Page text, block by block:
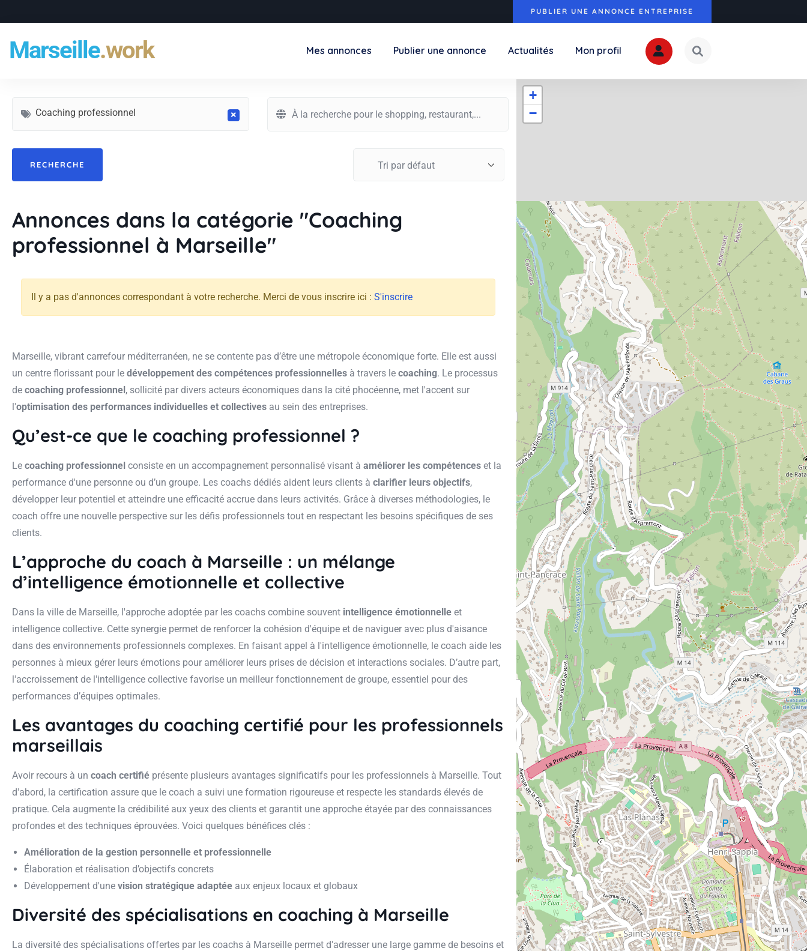
PUBLIER UNE ANNONCE ENTREPRISE
Marseille.work Mes annonces Publier une annonce Actualités Mon profil
×
Coaching professionnel
Annonces dans la catégorie "Coaching
professionnel à Marseille"
Il y a pas d'annonces correspondant à votre recherche. Merci de vous inscrire ici : S'inscrire
Marseille, vibrant carrefour méditerranéen, ne se contente pas d’être une métropole économique forte. Elle est aussi
un centre florissant pour le développement des compétences professionnelles à travers le coaching. Le processus
de coaching professionnel, sollicité par divers acteurs économiques dans la cité phocéenne, met l'accent sur
l'optimisation des performances individuelles et collectives au sein des entreprises.
Qu’est-ce que le coaching professionnel ?
Le coaching professionnel consiste en un accompagnement personnalisé visant à améliorer les compétences et la
performance d'une personne ou d’un groupe. Les coachs dédiés aident leurs clients à clarifier leurs objectifs,
développer leur potentiel et atteindre une efficacité accrue dans leurs activités. Grâce à diverses méthodologies, le
coach offre une nouvelle perspective sur les défis professionnels tout en respectant les besoins spécifiques de ses
clients.
L’approche du coach à Marseille : un mélange
d’intelligence émotionnelle et collective
Dans la ville de Marseille, l'approche adoptée par les coachs combine souvent intelligence émotionnelle et
intelligence collective. Cette synergie permet de renforcer la cohésion d'équipe et de naviguer avec plus d'aisance
dans des environnements professionnels complexes. En faisant appel à l'intelligence émotionnelle, le coach aide les
personnes à mieux gérer leurs émotions pour améliorer leurs prises de décision et interactions sociales. D’autre part,
l'accroissement de l'intelligence collective favorise un meilleur fonctionnement de groupe, essentiel pour des
performances d’équipes optimales.
Les avantages du coaching certifié pour les professionnels
marseillais
Avoir recours à un coach certifié présente plusieurs avantages significatifs pour les professionnels à Marseille. Tout
d'abord, la certification assure que le coach a suivi une formation rigoureuse et respecte les standards élevés de
pratique. Cela augmente la crédibilité aux yeux des clients et garantit une approche étayée par des connaissances
profondes et des techniques éprouvées. Voici quelques bénéfices clés :
Amélioration de la gestion personnelle et professionnelle
Élaboration et réalisation d’objectifs concrets
Développement d'une vision stratégique adaptée aux enjeux locaux et globaux
Diversité des spécialisations en coaching à Marseille
La diversité des spécialisations offertes par les coachs à Marseille permet d'adresser une large gamme de besoins et
+
−